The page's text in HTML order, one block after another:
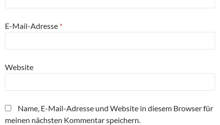
E-Mail-Adresse *
Website
Name, E-Mail-Adresse und Website in diesem Browser für
meinen nächsten Kommentar speichern.